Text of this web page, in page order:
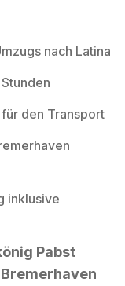
nach Latina
den Transport
inklusive
Pabst